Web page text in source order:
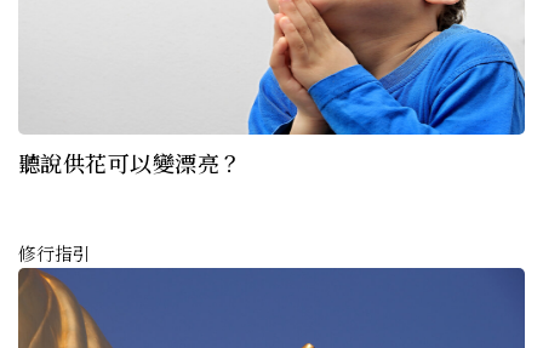
聽說供花可以變漂亮？
修行指引